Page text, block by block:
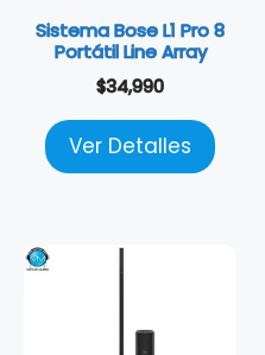
Sistema Bose L1 Pro 8
Portátil Line Array
$34,990
Ver Detalles